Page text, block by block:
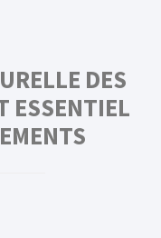
DES
ESSENTIEL